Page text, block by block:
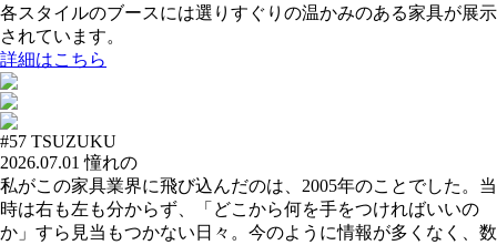
各スタイルのブースには選りすぐりの温かみのある家具が展示
されています。
詳細はこちら
#57 TSUZUKU
2026.07.01 憧れの
私がこの家具業界に飛び込んだのは、2005年のことでした。当
時は右も左も分からず、「どこから何を手をつければいいの
か」すら見当もつかない日々。今のように情報が多くなく、数